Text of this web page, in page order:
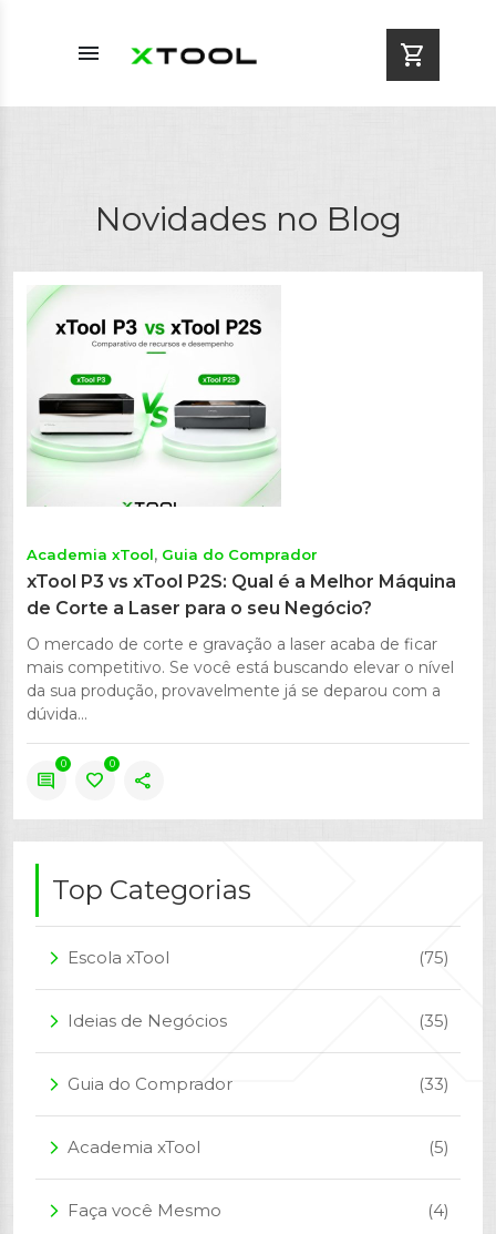
menu shopping_cart
Novidades no Blog
Academia xTool Guia do Comprador
xTool P3 vs xTool P2S: Qual é a Melhor Máquina
de Corte a Laser para o seu Negócio?
O mercado de corte e gravação a laser acaba de ficar
mais competitivo. Se você está buscando elevar o nível
da sua produção, provavelmente já se deparou com a
dúvida...
comment
0
favorite
0
share
Top Categorias
arrow_forward_ios Escola xTool (75)
arrow_forward_ios Ideias de Negócios (35)
arrow_forward_ios Guia do Comprador (33)
arrow_forward_ios Academia xTool (5)
arrow_forward_ios Faça você Mesmo (4)